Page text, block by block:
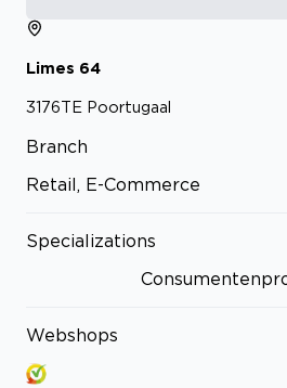
Limes 64
3176TE Poortugaal
Branch
Retail, E-Commerce
Specializations
Webshops